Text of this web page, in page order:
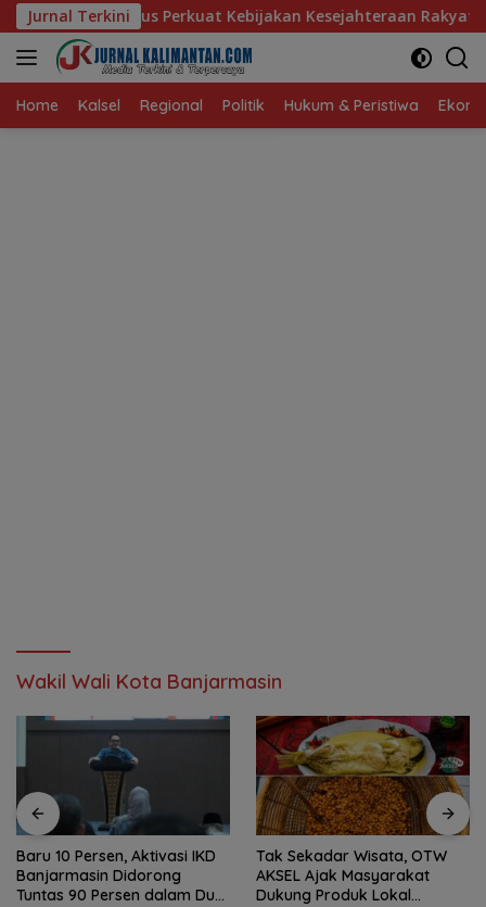
Langsung
ke
konten
Jurnal Terkini
Kebijakan Kesejahteraan Rakyat Baru 10
Home Kalsel Regional Politik Hukum & Peristiwa
Wakil Wali Kota Banjarmasin
Baru 10 Persen, Aktivasi IKD
Banjarmasin Didorong
Tuntas 90 Persen dalam Dua
Tak Sekadar Wisata, OTW
AKSEL Ajak Masyarakat
Dukung Produk Lokal